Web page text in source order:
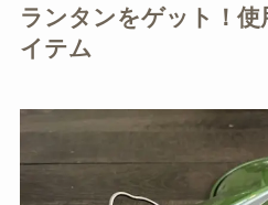
ランタンをゲット！
イテム